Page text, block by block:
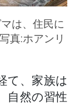
は、住民に
真:ホアンリ
て、家族は
自然の習性